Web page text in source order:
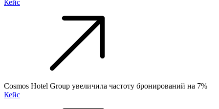
Кейс
Cosmos Hotel Group увеличила частоту бронирований на 7%
Кейс